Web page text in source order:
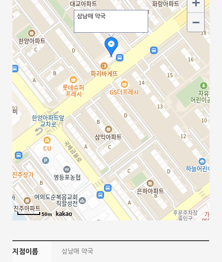
삼남매 약국
50m
지점이름 삼남매 약국